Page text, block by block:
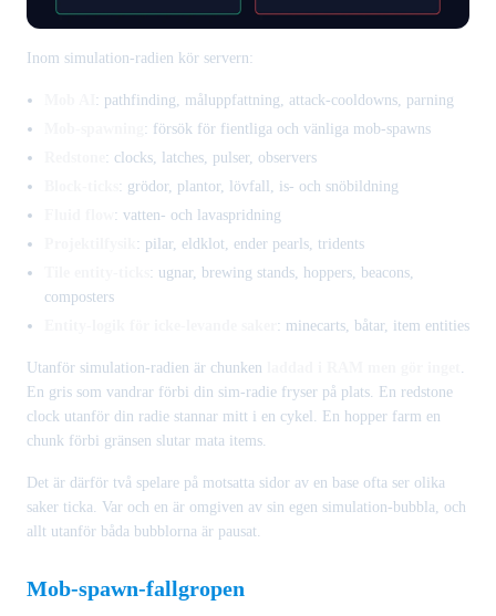
Inom simulation-radien kör servern:
: pathfinding, måluppfattning, attack-cooldowns, parning
: försök för fientliga och vänliga mob-spawns
: clocks, latches, pulser, observers
: grödor, plantor, lövfall, is- och snöbildning
: vatten- och lavaspridning
: pilar, eldklot, ender pearls, tridents
: ugnar, brewing stands, hoppers, beacons,
composters
: minecarts, båtar, item entities
Utanför simulation-radien är chunken
.
En gris som vandrar förbi din sim-radie fryser på plats. En redstone
clock utanför din radie stannar mitt i en cykel. En hopper farm en
chunk förbi gränsen slutar mata items.
Det är därför två spelare på motsatta sidor av en base ofta ser olika
saker ticka. Var och en är omgiven av sin egen simulation-bubbla, och
allt utanför båda bubblorna är pausat.
Mob-spawn-fallgropen